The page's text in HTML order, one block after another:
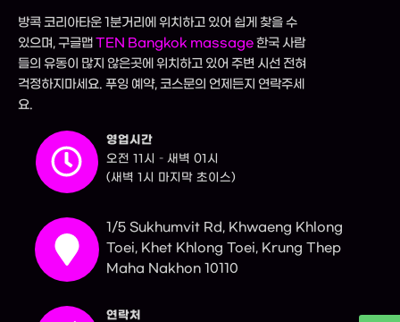
방콕 코리아타운 1분거리에 위치하고 있어 쉽게 찾을 수
있으며, 구글맵 TEN Bangkok massage 한국 사람
들의 유동이 많지 않은곳에 위치하고 있어 주변 시선 전혀
걱정하지마세요. 푸잉 예약, 코스문의 언제든지 연락주세
요.
영업시간
오전 11시 – 새벽 01시
(새벽 1시 마지막 초이스)
1/5 Sukhumvit Rd, Khwaeng Khlong
Toei, Khet Khlong Toei, Krung Thep
Maha Nakhon 10110
연락처